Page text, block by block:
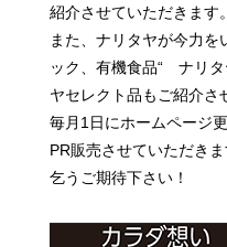
紹介させていただきます。
また、ナリタヤが今力を
ック、有機食品“ ナリタ
ヤセレクト品もご紹介さ
毎月1日にホームページ
PR販売させていただきま
乞うご期待下さい！